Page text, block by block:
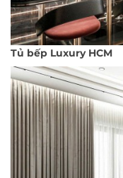
Tủ bếp Luxury HCM